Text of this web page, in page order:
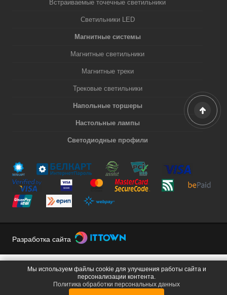
Встраиваемые точечные светильники
Светильники LED
Магнитные системы
Магнитные светильники
Магнитные треки
Трековые светильники
Напольные торшеры
Настольные лампы
Светодиодные профили
Разработка сайта
Мы используем файлы cookie для улучшения работы сайта и
персонализации контента.
Политика обработки персональных данных